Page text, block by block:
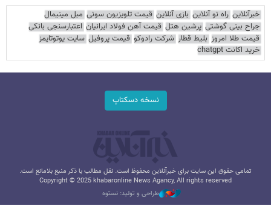
خبرآنلاین راه نو آنلاین بازی آنلاین قیمت تلویزیون سونی مبل مینیمال
جراح بینی گوشتی پرشین هتل قیمت آهن فولاد ایرانیان اعتبارسنجی بانکی
قیمت طلا امروز بلیط قطار شرکت رادوکو قیمت پروفیل سایت یوتوتایمز
خرید اکانت chatgpt
نسخه دسکتاپ
تمامی حقوق این سایت برای خبرآنلاین محفوظ است. نقل مطالب با ذکر منبع بلامانع است.
Copyright © 2025 khabaronline News Agancy, All rights reserved
طراحی و تولید: نستوه